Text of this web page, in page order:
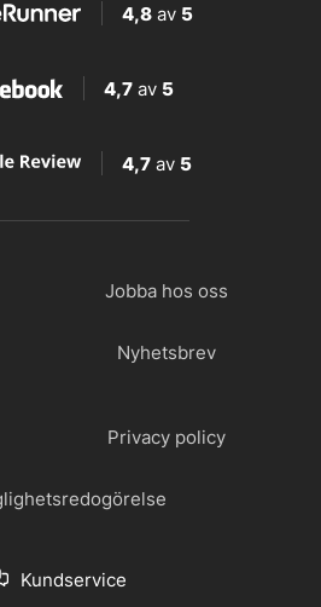
4,8 av 5
4,7 av 5
4,7 av 5
Jobba hos oss
Nyhetsbrev
Privacy policy
Kundservice